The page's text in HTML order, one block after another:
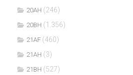
20AH (246)
20BH (1.356)
21AF (460)
21AH (3)
21BH (527)